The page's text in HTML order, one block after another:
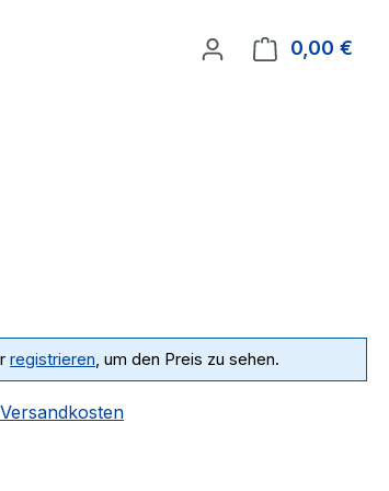
0,00 €
registrieren, um den Preis zu sehen.